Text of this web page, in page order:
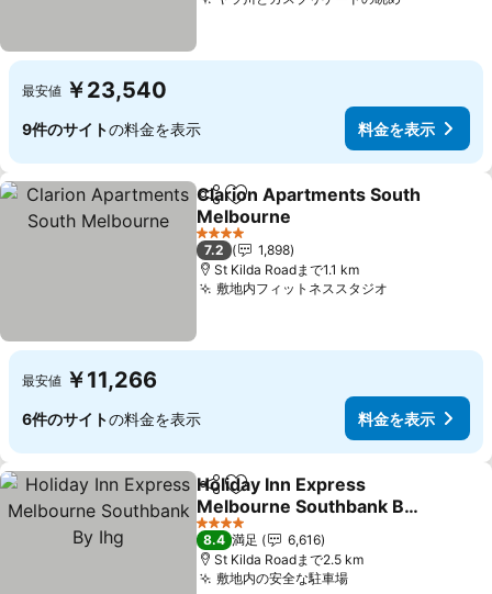
最安値 ￥23,540
9件のサイトの料金を表示 料金を表示
シェアお気に入りに追加
Clarion Apartments South
Melbourne
4 ホテルのランク
7.2
1,898
St Kilda Roadまで1.1 km
敷地内フィットネススタジオ
最安値 ￥11,266
6件のサイトの料金を表示 料金を表示
シェアお気に入りに追加
Holiday Inn Express
Melbourne Southbank By
Ihg
4 ホテルのランク
8.4 満足
6,616
St Kilda Roadまで2.5 km
敷地内の安全な駐車場